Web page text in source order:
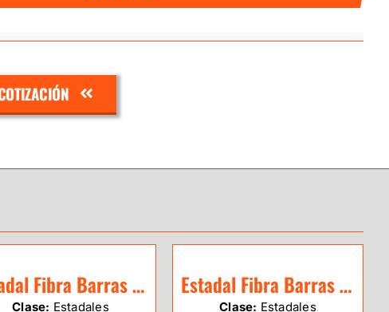
Estadal Fibra Barras de 4m Leica GKLN4M
Clase: Estadales
Estadal Fibra Barras 3m Leica GSS113
Clase: Estadales